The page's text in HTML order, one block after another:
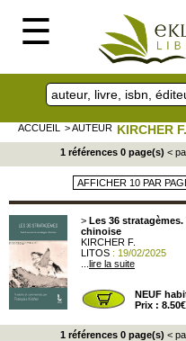
☰
ACCUEIL > AUTEUR KIRCHER F.
1 références 0 page(s) <
> Les 36
chinoise
KIRCHER F.
LITOS : 19/02/2025
lire la suite
NEUF
Prix : 8.50€
1 références 0 page(s) <